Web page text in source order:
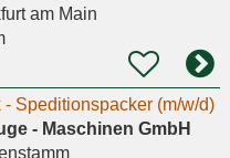
am Main
- Speditionspacker (m/w/d)
- Maschinen GmbH